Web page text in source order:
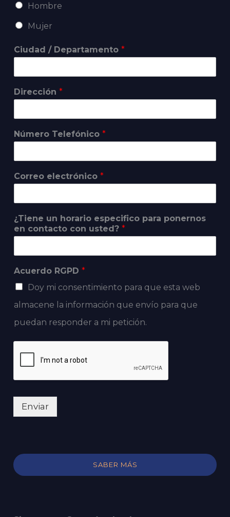
Hombre
Mujer
Ciudad / Departamento*
Dirección*
Número Telefónico*
Correo electrónico*
¿Tiene un horario especifico para ponernos
en contacto con usted?*
Acuerdo RGPD*
Doy mi consentimiento para que esta web
almacene la información que envío para que
puedan responder a mi petición.
Enviar
SABER MÁS